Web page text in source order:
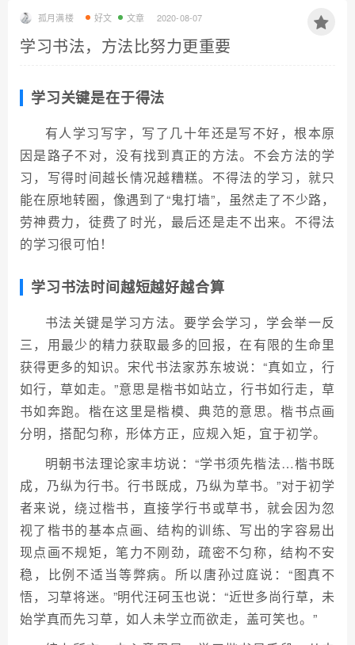
孤月满楼 好文 文章 2020-08-07
学习书法，方法比努力更重要
学习关键是在于得法
有人学习写字，写了几十年还是写不好，根本原
因是路子不对，没有找到真正的方法。不会方法的学
习，写得时间越长情况越糟糕。不得法的学习，就只
能在原地转圈，像遇到了“鬼打墙”，虽然走了不少路，
劳神费力，徒费了时光，最后还是走不出来。不得法
的学习很可怕！
学习书法时间越短越好越合算
书法关键是学习方法。要学会学习，学会举一反
三，用最少的精力获取最多的回报，在有限的生命里
获得更多的知识。宋代书法家苏东坡说：“真如立，行
如行，草如走。”意思是楷书如站立，行书如行走，草
书如奔跑。楷在这里是楷模、典范的意思。楷书点画
分明，搭配匀称，形体方正，应规入矩，宜于初学。
明朝书法理论家丰坊说：“学书须先楷法…楷书既
成，乃纵为行书。行书既成，乃纵为草书。”对于初学
者来说，绕过楷书，直接学行书或草书，就会因为忽
视了楷书的基本点画、结构的训练、写出的字容易出
现点画不规矩，笔力不刚劲，疏密不匀称，结构不安
稳，比例不适当等弊病。所以唐孙过庭说：“图真不
悟，习草将迷。”明代汪砢玉也说：“近世多尚行草，未
始学真而先习草，如人未学立而欲走，盖可笑也。”